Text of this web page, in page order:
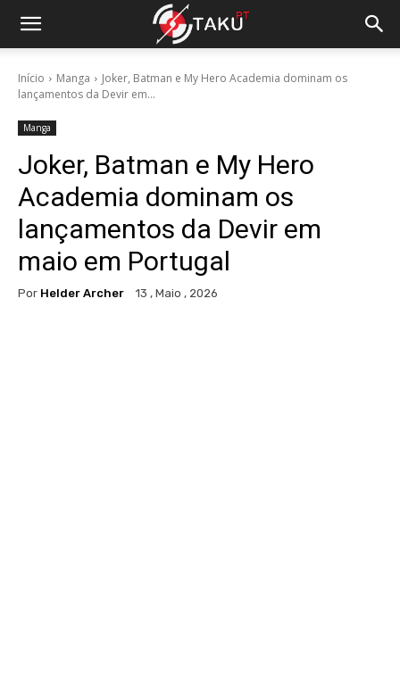
Início Manga
Joker, Batman e My Hero Academia dominam os
lançamentos da Devir em...
Manga
Joker, Batman e My Hero
Academia dominam os
lançamentos da Devir em
maio em Portugal
Por Helder Archer 13 , Maio , 2026